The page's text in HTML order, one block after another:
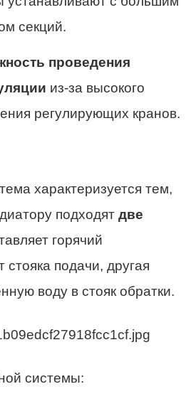
секций.
проведения
из-за высокого
регулирующих кранов.
характеризуется тем,
подходят две
горячий
стояка подачи, другая
воду в стояк обратки.
системы: